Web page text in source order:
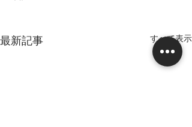
最新記事 すべて表示